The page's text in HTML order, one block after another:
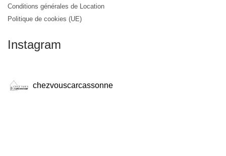
Conditions générales de Location
Politique de cookies (UE)
Instagram
chezvouscarcassonne